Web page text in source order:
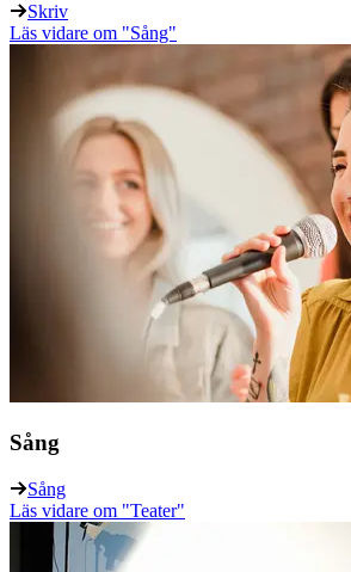
Skriv
Läs vidare om "Sång"
Sång
Sång
Läs vidare om "Teater"